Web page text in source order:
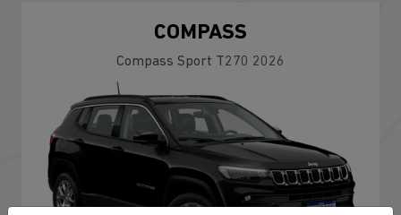
COMPASS
Compass Sport T270 2026